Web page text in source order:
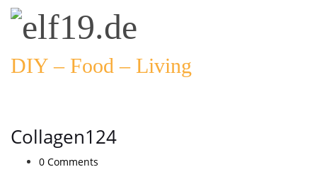
DIY – Food – Living
Collagen124
0 Comments